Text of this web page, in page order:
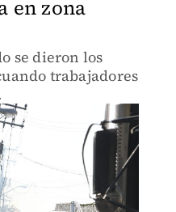
en zona
se dieron los
trabajadores